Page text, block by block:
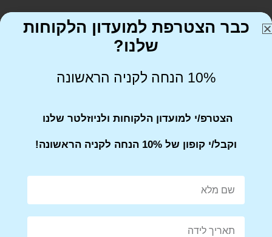
מוצרים קשורים
כבר הצטרפת למועדון הלקוחות
שלנו?
10% הנחה לקניה הראשונה
הצטרפ/י למועדון הלקוחות ולניוזלטר שלנו
וקבל/י קופון של 10% הנחה לקניה הראשונה!